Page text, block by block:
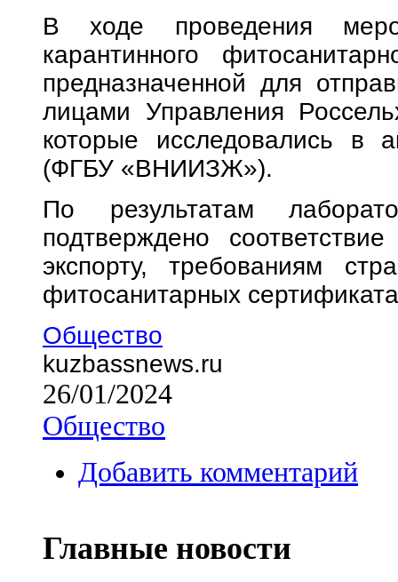
В ходе проведения
карантинного
предназначенной для
лицами Управления
которые исследовались в
(ФГБУ «ВНИИЗЖ»).
По результатам
подтверждено
экспорту, требованиям
фитосанитарных
Общество
kuzbassnews.ru
26/01/2024
Общество
Добавить комментарий
Главные новости